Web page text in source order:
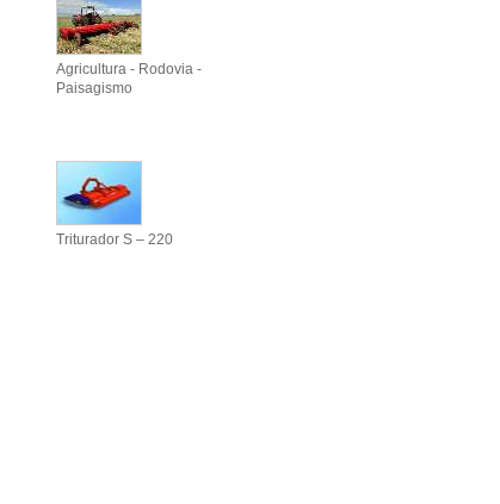
Agricultura - Rodovia -
Paisagismo
Triturador S – 220